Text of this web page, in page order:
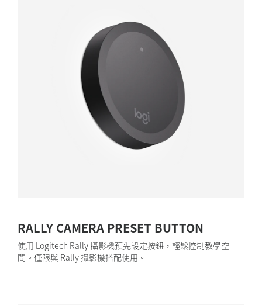
RALLY CAMERA PRESET BUTTON
使用 Logitech Rally 攝影機預先設定按鈕，輕鬆控制教學空
間。僅限與 Rally 攝影機搭配使用。